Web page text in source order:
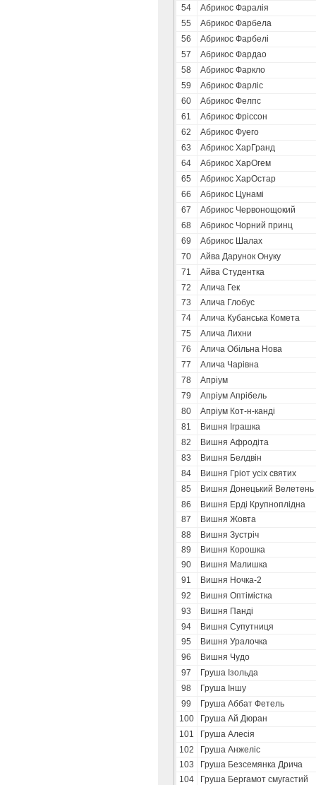
54
Абрикос Фаралія
55
Абрикос Фарбела
56
Абрикос Фарбелі
57
Абрикос Фардао
58
Абрикос Фаркло
59
Абрикос Фарліс
60
Абрикос Фелпс
61
Абрикос Фріссон
62
Абрикос Фуего
63
Абрикос ХарГранд
64
Абрикос ХарОгем
65
Абрикос ХарОстар
66
Абрикос Цунамі
67
Абрикос Червонощокий
68
Абрикос Чорний принц
69
Абрикос Шалах
70
Айва Дарунок Онуку
71
Айва Студентка
72
Алича Гек
73
Алича Глобус
74
Алича Кубанська Комета
75
Алича Лихни
76
Алича Обільна Нова
77
Алича Чарівна
78
Апріум
79
Апріум Апрібель
80
Апріум Кот-н-канді
81
Вишня Іграшка
82
Вишня Афродіта
83
Вишня Белдвін
84
Вишня Гріот усіх святих
85
Вишня Донецький Велетень
86
Вишня Ерді Крупноплідна
87
Вишня Жовта
88
Вишня Зустріч
89
Вишня Корошка
90
Вишня Малишка
91
Вишня Ночка-2
92
Вишня Оптімістка
93
Вишня Панді
94
Вишня Супутниця
95
Вишня Уралочка
96
Вишня Чудо
97
Груша Ізольда
98
Груша Іншу
99
Груша Аббат Фетель
100
Груша Ай Дюран
101
Груша Алесія
102
Груша Анжеліс
103
Груша Безсемянка Дрича
104
Груша Бергамот смугастий